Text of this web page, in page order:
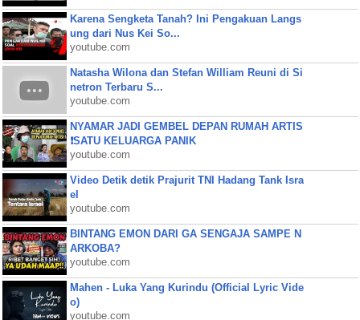
Karena Sengketa Tanah? Ini Pengakuan Langs
ung dari Nus Kei So...
youtube.com
Natasha Wilona dan Stefan William Reuni di Si
netron Terbaru S...
youtube.com
NYAMAR JADI GEMBEL DEPAN RUMAH ARTIS
❗SATU KELUARGA PANIK
youtube.com
Video Detik detik Prajurit TNI Hadang Tank Isra
el
youtube.com
BINTANG EMON DARI GA SENGAJA SAMPE N
ARKOBA?
youtube.com
Mahen - Luka Yang Kurindu (Official Lyric Vide
o)
youtube.com